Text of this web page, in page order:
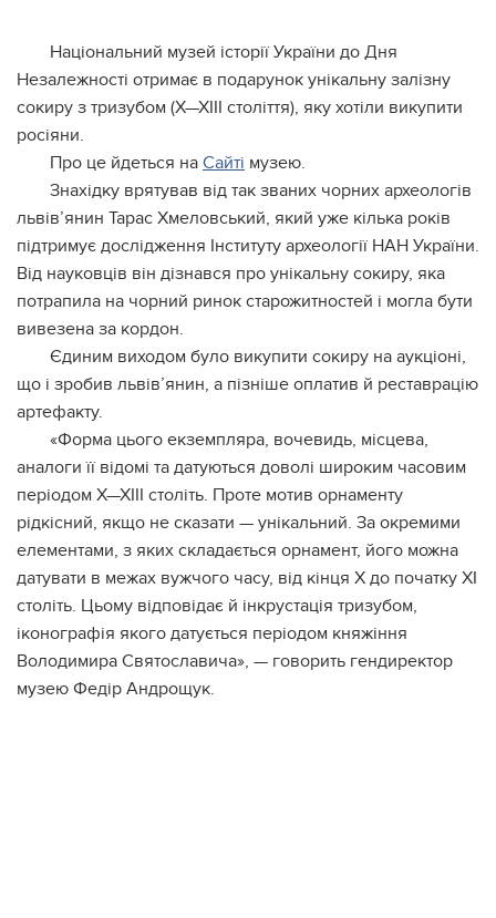
Національний музей історії України до Дня
Незалежності отримає в подарунок унікальну залізну
сокиру з тризубом (Х—ХІІІ століття), яку хотіли викупити
росіяни.
Про це йдеться на Сайті музею.
Знахідку врятував від так званих чорних археологів
львів’янин Тарас Хмеловський, який уже кілька років
підтримує дослідження Інституту археології НАН України.
Від науковців він дізнався про унікальну сокиру, яка
потрапила на чорний ринок старожитностей і могла бути
вивезена за кордон.
Єдиним виходом було викупити сокиру на аукціоні,
що і зробив львів’янин, а пізніше оплатив й реставрацію
артефакту.
«Форма цього екземпляра, вочевидь, місцева,
аналоги її відомі та датуються доволі широким часовим
періодом Х—ХІІІ століть. Проте мотив орнаменту
рідкісний, якщо не сказати — унікальний. За окремими
елементами, з яких складається орнамент, його можна
датувати в межах вужчого часу, від кінця Х до початку ХІ
століть. Цьому відповідає й інкрустація тризубом,
іконографія якого датується періодом княжіння
Володимира Святославича», — говорить гендиректор
музею Федір Андрощук.